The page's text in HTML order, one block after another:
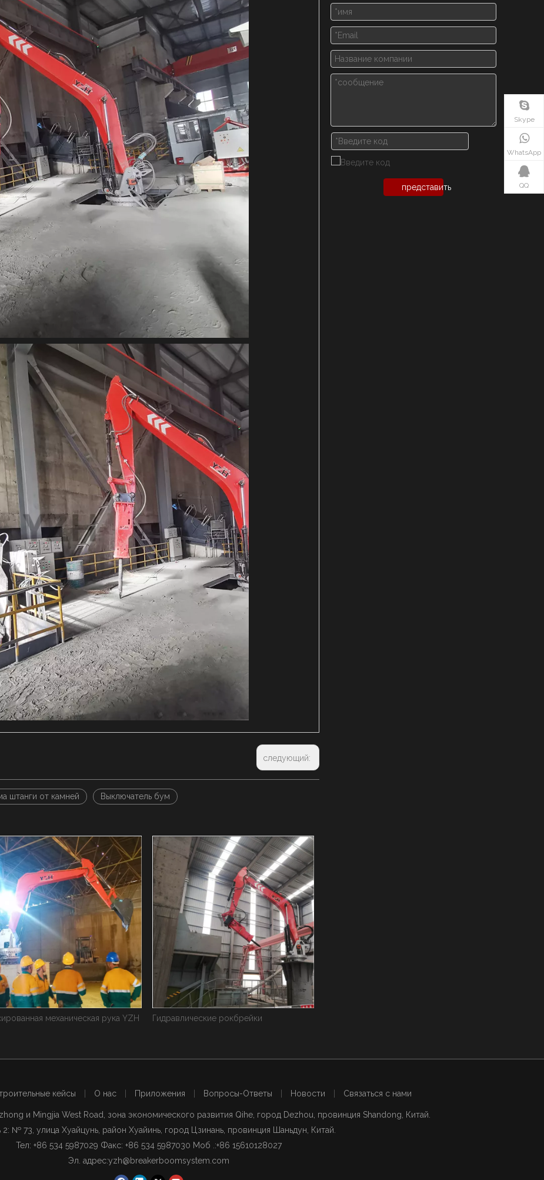
следующий:
штанги от камней Выключатель бум
рокбрейки Система рок -прерывателя
представить
кейсы О нас Приложения Вопросы-Ответы Новости Связаться с нами
и Mingjia West Road, зона экономического развития Qihe, город Dezhou, провинция Shandong, Китай.
2: № 73, улица Хуайцунь, район Хуайинь, город Цзинань, провинция Шаньдун, Китай.
Тел: +86 534 5987029 Факс: +86 534 5987030 Моб .:+86 15610128027
Эл. адрес:yzh@breakerboomsystem.com
Skype
WhatsApp
QQ